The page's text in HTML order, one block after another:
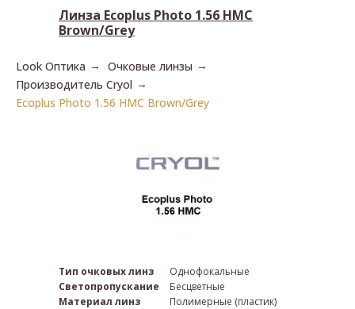
Линза Ecoplus Photo 1.56 HMC
Brown/Grey
Look Оптика → Очковые линзы →
Производитель Cryol →
Ecoplus Photo 1.56 HMC Brown/Grey
Тип очковых линз
Светопропускание
Материал линз
Однофокальные
Бесцветные
Полимерные (пластик)
Загрузить рецепт